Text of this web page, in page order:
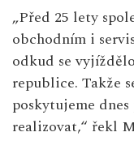
„Před 25 lety
obchodním i
odkud se
republice. Takže
poskytujeme
realizovat,“ řekl